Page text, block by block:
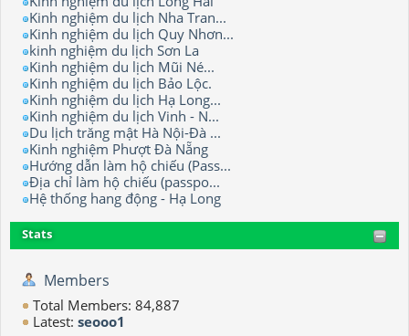
Kinh nghiệm du lịch Nha Tran...
Kinh nghiệm du lịch Quy Nhơn...
kinh nghiệm du lịch Sơn La
Kinh nghiệm du lịch Mũi Né...
Kinh nghiệm du lịch Bảo Lộc.
Kinh nghiệm du lịch Hạ Long...
Kinh nghiệm du lịch Vinh - N...
Du lịch trăng mật Hà Nội-Đà ...
Kinh nghiệm Phượt Đà Nẵng
Hướng dẫn làm hộ chiếu (Pass...
Địa chỉ làm hộ chiếu (passpo...
Hệ thống hang động - Hạ Long
Stats
Members
Total Members: 84,887
Latest: seooo1